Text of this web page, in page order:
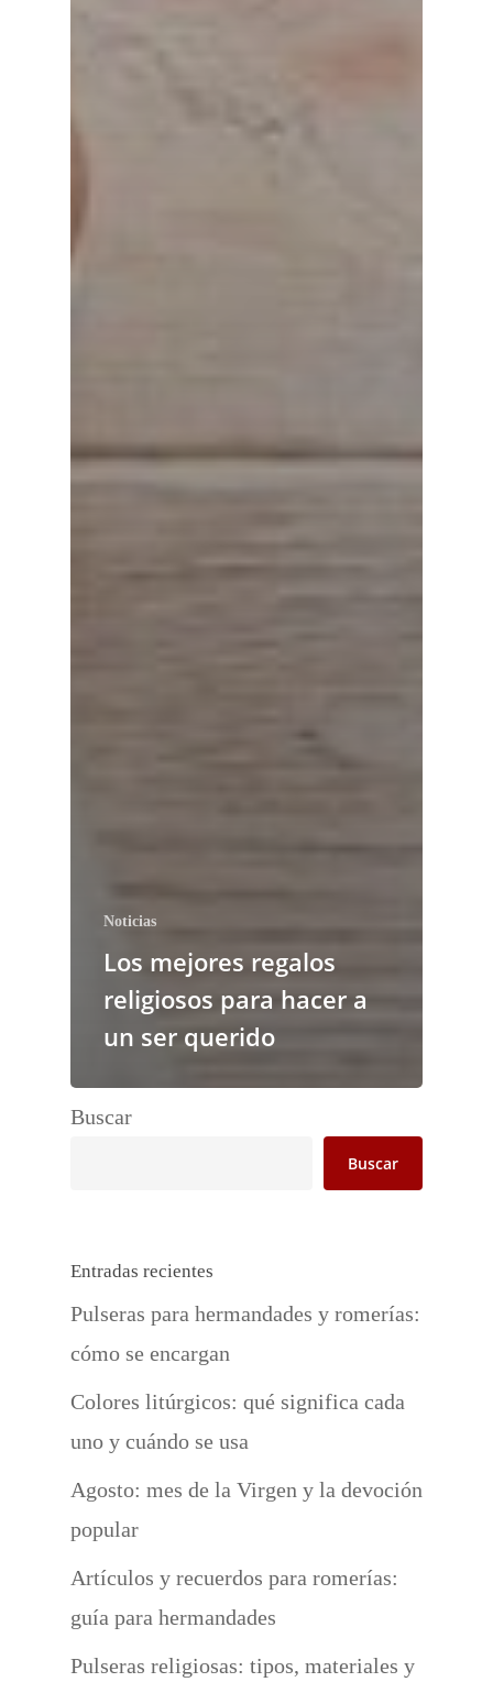
Noticias
Los mejores regalos
religiosos para hacer a
un ser querido
Buscar
Buscar
Entradas recientes
Pulseras para hermandades y romerías:
cómo se encargan
Colores litúrgicos: qué significa cada
uno y cuándo se usa
Agosto: mes de la Virgen y la devoción
popular
Artículos y recuerdos para romerías:
guía para hermandades
Pulseras religiosas: tipos, materiales y